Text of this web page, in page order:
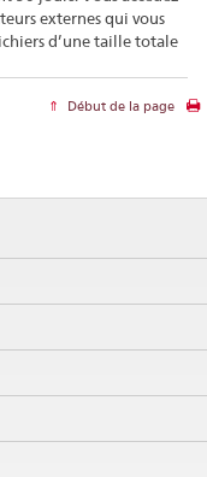
externes qui vous
d’une taille totale
Début de la page